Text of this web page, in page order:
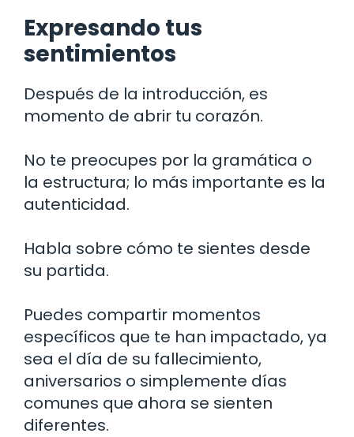
Expresando tus
sentimientos
Después de la introducción, es
momento de abrir tu corazón.
No te preocupes por la gramática o
la estructura; lo más importante es la
autenticidad.
Habla sobre cómo te sientes desde
su partida.
Puedes compartir momentos
específicos que te han impactado, ya
sea el día de su fallecimiento,
aniversarios o simplemente días
comunes que ahora se sienten
diferentes.